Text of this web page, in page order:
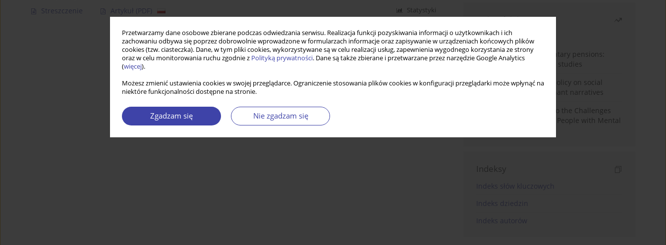
Przetwarzamy dane osobowe zbierane podczas odwiedzania serwisu. Realizacja funkcji pozyskiwania informacji o użytkownikach i ich
zachowaniu odbywa się poprzez dobrowolnie wprowadzone w formularzach informacje oraz zapisywanie w urządzeniach końcowych plików
cookies (tzw. ciasteczka). Dane, w tym pliki cookies, wykorzystywane są w celu realizacji usług, zapewnienia wygodnego korzystania ze strony
oraz w celu monitorowania ruchu zgodnie z Polityką prywatności. Dane są także zbierane i przetwarzane przez narzędzie Google Analytics
(więcej).
Możesz zmienić ustawienia cookies w swojej przeglądarce. Ograniczenie stosowania plików cookies w konfiguracji przeglądarki może wpłynąć na
niektóre funkcjonalności dostępne na stronie.
Zgadzam się Nie zgadzam się
Streszczenie Artykuł (PDF) Statystyki
Najczęściej czytane
Miesiąc
Rok
Auto-enrolment in voluntary pensions:
Comparative OECD case studies
Delegitimizing climate policy on social
media platforms: Dominant narratives
Bibliometric Insights into the Challenges
and Needs of Homeless People with Mental
Indeksy
Indeks słów kluczowych
Indeks dziedzin
Indeks autorów